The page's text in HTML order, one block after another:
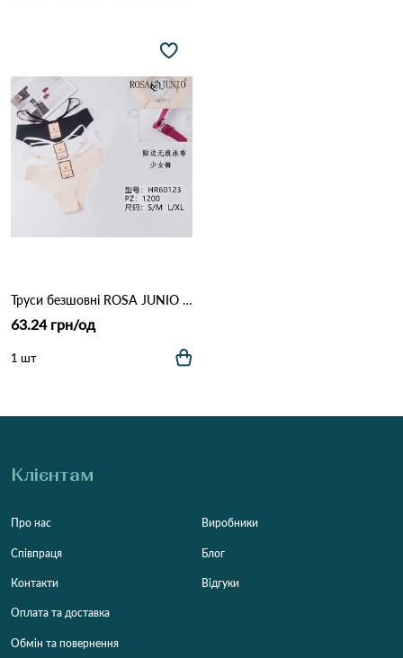
Труси безшовні ROSA JUNIO 60123 4с\в Три кольори
63.24 грн/од
1 шт
Клієнтам
Про нас
Співпраця
Контакти
Оплата та доставка
Обмін та повернення
Виробники
Блог
Відгуки